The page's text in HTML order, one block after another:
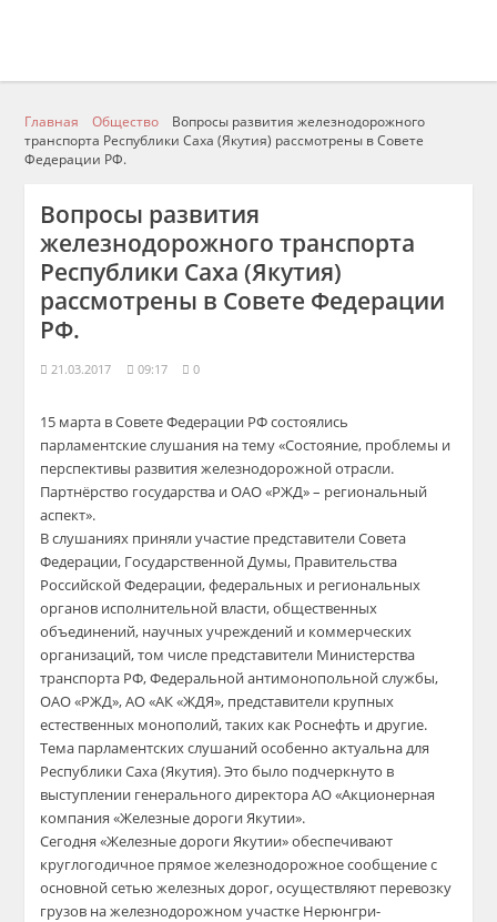
Главная Общество
Вопросы развития железнодорожного
транспорта Республики Саха (Якутия) рассмотрены в Совете
Федерации РФ.
Вопросы развития
железнодорожного транспорта
Республики Саха (Якутия)
рассмотрены в Совете Федерации
РФ.
21.03.2017 09:17 0
15 марта в Совете Федерации РФ состоялись
парламентские слушания на тему «Состояние, проблемы и
перспективы развития железнодорожной отрасли.
Партнёрство государства и ОАО «РЖД» – региональный
аспект».
В слушаниях приняли участие представители Совета
Федерации, Государственной Думы, Правительства
Российской Федерации, федеральных и региональных
органов исполнительной власти, общественных
объединений, научных учреждений и коммерческих
организаций, том числе представители Министерства
транспорта РФ, Федеральной антимонопольной службы,
ОАО «РЖД», АО «АК «ЖДЯ», представители крупных
естественных монополий, таких как Роснефть и другие.
Тема парламентских слушаний особенно актуальна для
Республики Саха (Якутия). Это было подчеркнуто в
выступлении генерального директора АО «Акционерная
компания «Железные дороги Якутии».
Сегодня «Железные дороги Якутии» обеспечивают
круглогодичное прямое железнодорожное сообщение с
основной сетью железных дорог, осуществляют перевозку
грузов на железнодорожном участке Нерюнгри-